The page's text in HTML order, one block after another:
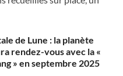
de Lune : la planète
rendez-vous avec la «
» en septembre 2025